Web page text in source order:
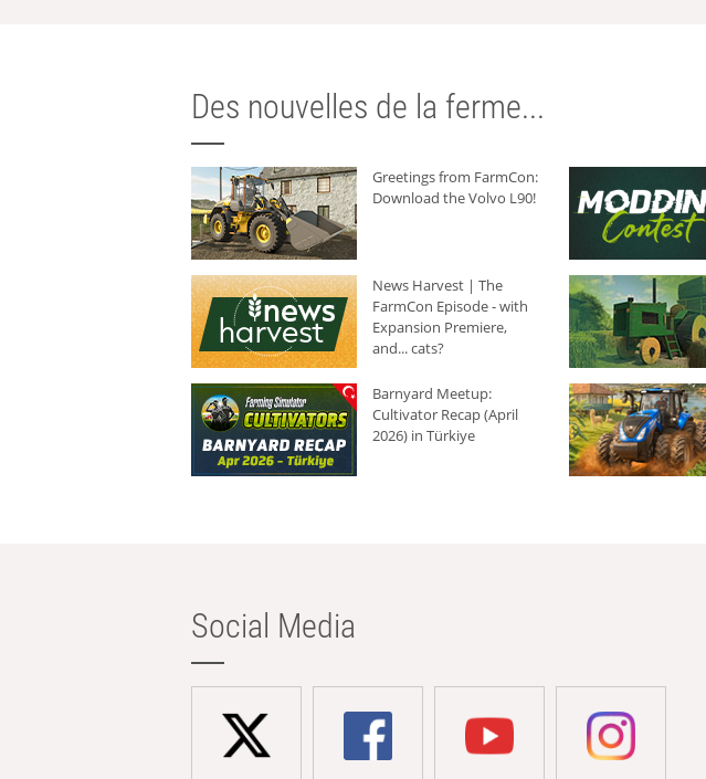
Des nouvelles de la ferme...
Greetings from FarmCon:
Download the Volvo L90!
News Harvest | The
FarmCon Episode - with
Expansion Premiere,
and... cats?
Barnyard Meetup:
Cultivator Recap (April
2026) in Türkiye
Social Media